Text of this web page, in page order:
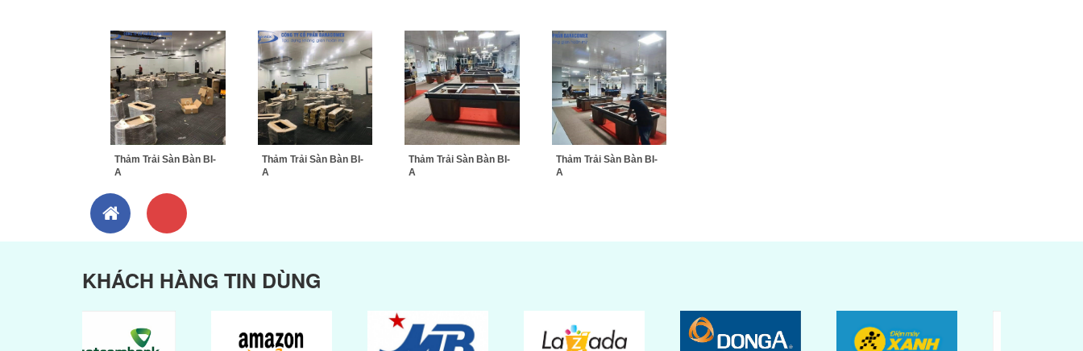
Thảm Trải Sàn Bàn BI-
A
Thảm Trải Sàn Bàn BI-
A
Thảm Trải Sàn Bàn BI-
A
Thảm Trải Sàn Bàn BI-
A
KHÁCH HÀNG TIN DÙNG